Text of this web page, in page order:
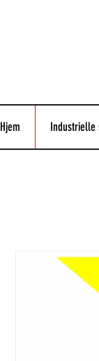
Hjem Industrielle